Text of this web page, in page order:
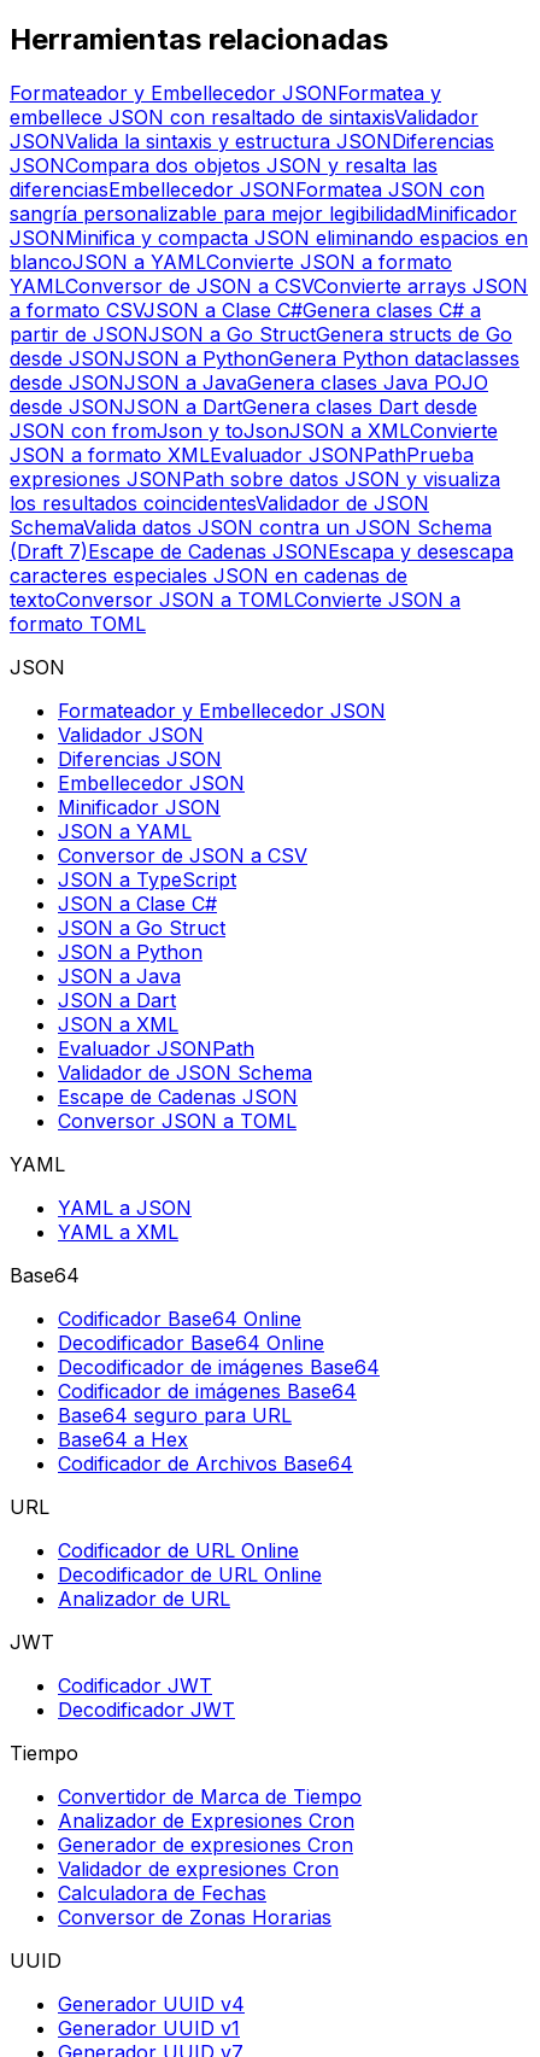
Herramientas relacionadas
Formateador y Embellecedor JSONFormatea y
embellece JSON con resaltado de sintaxisValidador
JSONValida la sintaxis y estructura JSONDiferencias
JSONCompara dos objetos JSON y resalta las
diferenciasEmbellecedor JSONFormatea JSON con
sangría personalizable para mejor legibilidadMinificador
JSONMinifica y compacta JSON eliminando espacios en
blancoJSON a YAMLConvierte JSON a formato
YAMLConversor de JSON a CSVConvierte arrays JSON
a formato CSVJSON a Clase C#Genera clases C# a
partir de JSONJSON a Go StructGenera structs de Go
desde JSONJSON a PythonGenera Python dataclasses
desde JSONJSON a JavaGenera clases Java POJO
desde JSONJSON a DartGenera clases Dart desde
JSON con fromJson y toJsonJSON a XMLConvierte
JSON a formato XMLEvaluador JSONPathPrueba
expresiones JSONPath sobre datos JSON y visualiza
los resultados coincidentesValidador de JSON
SchemaValida datos JSON contra un JSON Schema
(Draft 7)Escape de Cadenas JSONEscapa y desescapa
caracteres especiales JSON en cadenas de
textoConversor JSON a TOMLConvierte JSON a
formato TOML
JSON
Formateador y Embellecedor JSON
Validador JSON
Diferencias JSON
Embellecedor JSON
Minificador JSON
JSON a YAML
Conversor de JSON a CSV
JSON a TypeScript
JSON a Clase C#
JSON a Go Struct
JSON a Python
JSON a Java
JSON a Dart
JSON a XML
Evaluador JSONPath
Validador de JSON Schema
Escape de Cadenas JSON
Conversor JSON a TOML
YAML
YAML a JSON
YAML a XML
Base64
Codificador Base64 Online
Decodificador Base64 Online
Decodificador de imágenes Base64
Codificador de imágenes Base64
Base64 seguro para URL
Base64 a Hex
Codificador de Archivos Base64
URL
Codificador de URL Online
Decodificador de URL Online
Analizador de URL
JWT
Codificador JWT
Decodificador JWT
Tiempo
Convertidor de Marca de Tiempo
Analizador de Expresiones Cron
Generador de expresiones Cron
Validador de expresiones Cron
Calculadora de Fechas
Conversor de Zonas Horarias
UUID
Generador UUID v4
Generador UUID v1